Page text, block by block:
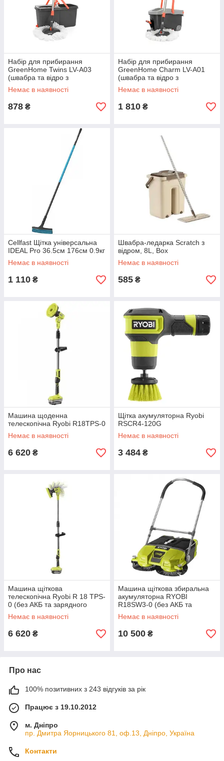
Набір для прибирання
GreenHome Twins LV-A03
(швабра та відро з
автовіджимом), Q6
Немає в наявності
878 ₴
Набір для прибирання
GreenHome Charm LV-A01
(швабра та відро з
автовіджимом), Q4
Немає в наявності
1 810 ₴
Cellfast Щітка універсальна
IDEAL Pro 36.5см 176см 0.9кг
Немає в наявності
1 110 ₴
Швабра-ледарка Scratch з
відром, 8L, Box
Немає в наявності
585 ₴
Машина щоденна
телескопічна Ryobi R18TPS-0
Немає в наявності
6 620 ₴
Щітка акумуляторна Ryobi
RSCR4-120G
Немає в наявності
3 484 ₴
Машина щіткова
телескопічна Ryobi R 18 TPS-
0 (без АКБ та зарядного
пристрою)
Немає в наявності
6 620 ₴
Машина щіткова збиральна
акумуляторна RYOBI
R18SW3-0 (без АКБ та
зарядного пристрою)
Немає в наявності
10 500 ₴
Про нас
100% позитивних з 243 відгуків за рік
Працює з 19.10.2012
м. Дніпро
пр. Дмитра Яорницького 81, оф.13, Дніпро, Україна
Контакти